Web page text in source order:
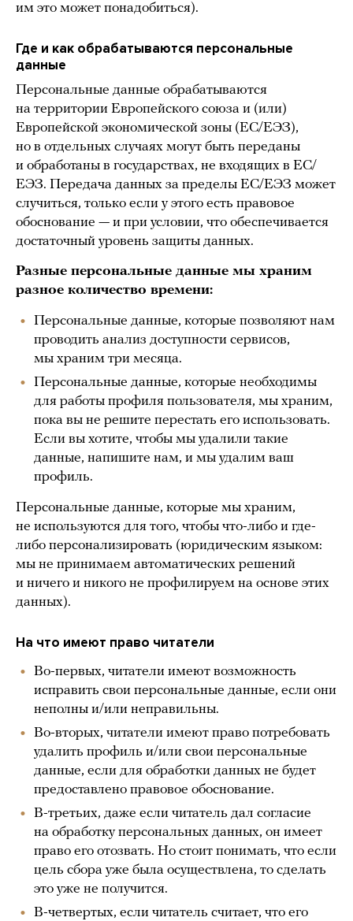
им это может понадобиться).
Где и как обрабатываются персональные
данные
Персональные данные обрабатываются
на территории Европейского союза и (или)
Европейской экономической зоны (ЕС/ЕЭЗ),
но в отдельных случаях могут быть переданы
и обработаны в государствах, не входящих в ЕС/
ЕЭЗ. Передача данных за пределы ЕС/ЕЭЗ может
случиться, только если у этого есть правовое
обоснование — и при условии, что обеспечивается
достаточный уровень защиты данных.
Разные персональные данные мы храним
разное количество времени:
Персональные данные, которые позволяют нам
проводить анализ доступности сервисов,
мы храним три месяца.
Персональные данные, которые необходимы
для работы профиля пользователя, мы храним,
пока вы не решите перестать его использовать.
Если вы хотите, чтобы мы удалили такие
данные, напишите нам, и мы удалим ваш
профиль.
Персональные данные, которые мы храним,
не используются для того, чтобы что-либо и где-
либо персонализировать (юридическим языком:
мы не принимаем автоматических решений
и ничего и никого не профилируем на основе этих
данных).
На что имеют право читатели
Во-первых, читатели имеют возможность
исправить свои персональные данные, если они
неполны и/или неправильны.
Во-вторых, читатели имеют право потребовать
удалить профиль и/или свои персональные
данные, если для обработки данных не будет
предоставлено правовое обоснование.
В-третьих, даже если читатель дал согласие
на обработку персональных данных, он имеет
право его отозвать. Но стоит понимать, что если
цель сбора уже была осуществлена, то сделать
это уже не получится.
В-четвертых, если читатель считает, что его